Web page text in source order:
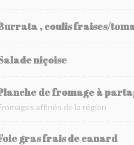
, coulis fraises/
niçoise
de fromage à
affinés de la région
gras frais de canard